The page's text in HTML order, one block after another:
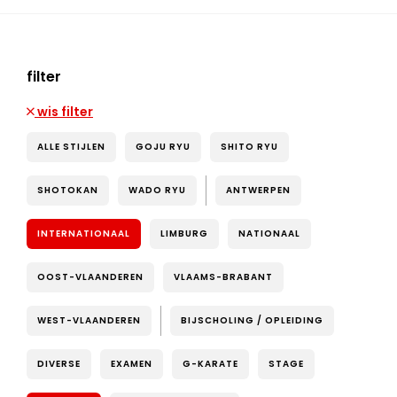
filter
wis filter
ALLE STIJLEN GOJU RYU SHITO RYU
SHOTOKAN WADO RYU ANTWERPEN
INTERNATIONAAL LIMBURG NATIONAAL
OOST-VLAANDEREN VLAAMS-BRABANT
WEST-VLAANDEREN BIJSCHOLING / OPLEIDING
DIVERSE EXAMEN G-KARATE STAGE